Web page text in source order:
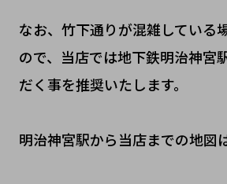
なお、竹下通りが混雑している
ので、当店では地下鉄明治神宮
だく事を推奨いたします。
明治神宮駅から当店までの地図